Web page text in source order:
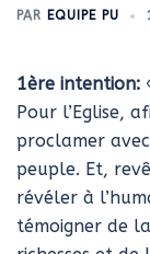
PAR EQUIPE PU
1ère intention:
Pour l’Eglise,
proclamer
peuple. Et,
révéler à
témoigner de